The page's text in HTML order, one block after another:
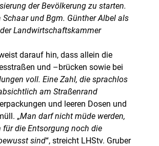
der Bevölkerung zu starten.
Schaar und Bgm. Günther Albel als
Landwirtschaftskammer
darauf hin, dass allein die
und –brücken sowie bei
voll. Eine Zahl, die sprachlos
am Straßenrand
und leeren Dosen und
„Man darf nicht müde werden,
die Entsorgung noch die
sind“, streicht LHStv. Gruber